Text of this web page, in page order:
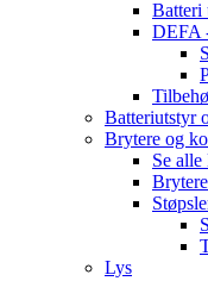
Batteri
DEFA
Batteriutstyr
Brytere og
Se alle
Lys